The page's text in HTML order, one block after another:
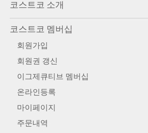
코스트코 소개
코스트코 멤버십
회원가입
회원권 갱신
이그제큐티브 멤버십
온라인등록
마이페이지
주문내역